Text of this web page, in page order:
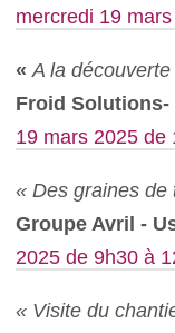
mercredi 19
«A la
Froid Solutions-
19 mars 2025 de
« Des graines de
Groupe Avril -
2025 de 9h30 à
« Visite du